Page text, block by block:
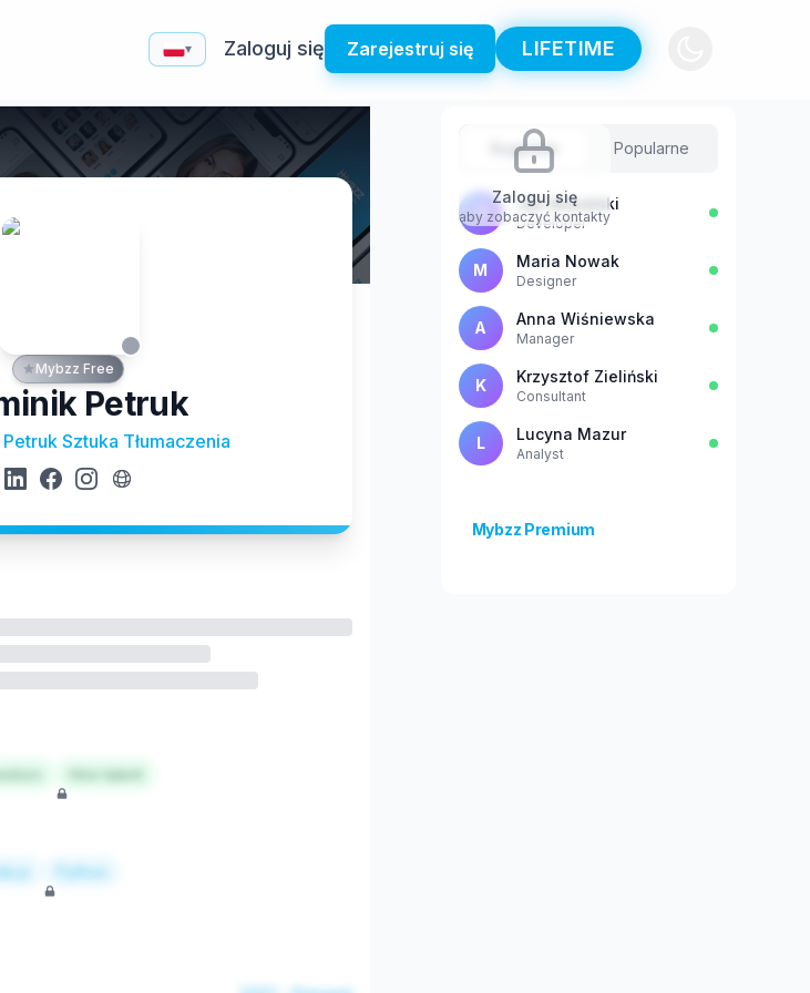
▾ Zaloguj się Zarejestruj się LIFETIME
Mybzz Free
Petruk
Petruk Sztuka Tłumaczenia
Hire talent
Python
Zaloguj się
aby zobaczyć kontakty
Sugestie Popularne
J Jan Kowalski
Developer
M Maria Nowak
Designer
A Anna Wiśniewska
Manager
K Krzysztof Zieliński
Consultant
L Lucyna Mazur
Analyst
Mybzz Premium